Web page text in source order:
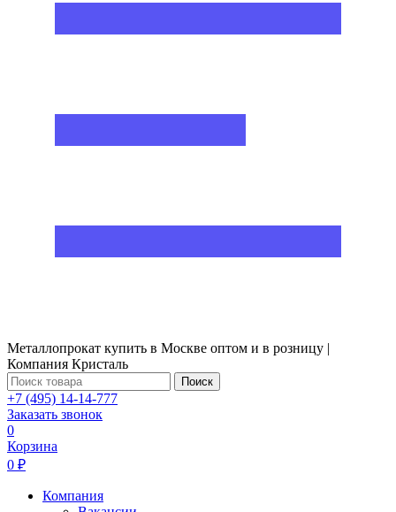
Металлопрокат купить в Москве оптом и в розницу |
Компания Кристаль
Поиск
+7 (495) 14-14-777
Заказать звонок
0
Корзина
0 ₽
Компания